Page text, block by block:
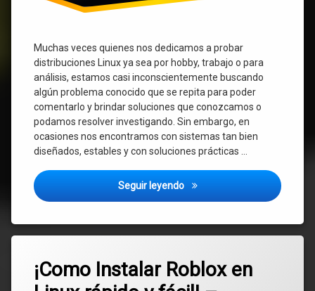
Muchas veces quienes nos dedicamos a probar
distribuciones Linux ya sea por hobby, trabajo o para
análisis, estamos casi inconscientemente buscando
algún problema conocido que se repita para poder
comentarlo y brindar soluciones que conozcamos o
podamos resolver investigando. Sin embargo, en
ocasiones nos encontramos con sistemas tan bien
diseñados, estables y con soluciones prácticas …
Seguir leyendo MX Linux 25.1 – Un
¡Como Instalar Roblox en
Linux
un
comentario
en